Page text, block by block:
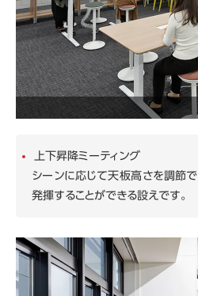
上下昇降ミーティング
シーンに応じて天板高さを調節
発揮することができる設えです。